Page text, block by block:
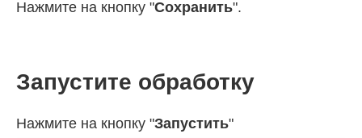
Нажмите на кнопку "Сохранить".
Запустите обработку
Нажмите на кнопку "Запустить"